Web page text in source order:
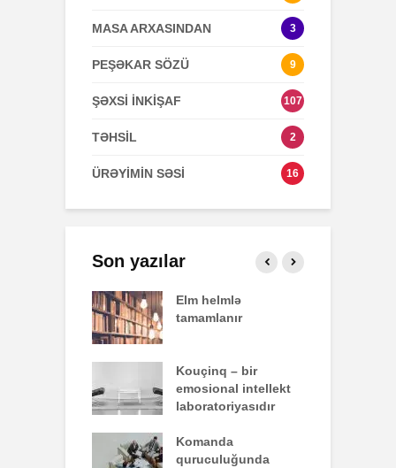
MASA ARXASINDAN 3
PEŞƏKAR SÖZÜ 9
ŞƏXSİ İNKİŞAF 107
TƏHSİL 2
ÜRƏYİMİN SƏSİ 16
Son yazılar
Elm helmlə
tamamlanır
Kouçinq – bir
emosional intellekt
laboratoriyasıdır
Komanda
quruculuğunda